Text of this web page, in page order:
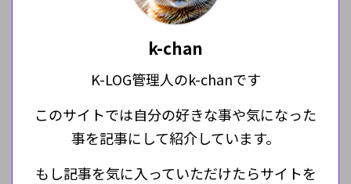
k-chan
K-LOG管理人のk-chanです
このサイトでは自分の好きな事や気になった
事を記事にして紹介しています。
もし記事を気に入っていただけたらサイトを